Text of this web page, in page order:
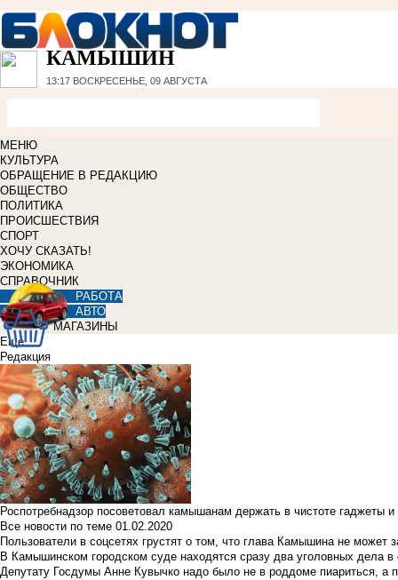
КАМЫШИН
13:17 ВОСКРЕСЕНЬЕ, 09 АВГУСТА
МЕНЮ
КУЛЬТУРА
ОБРАЩЕНИЕ В РЕДАКЦИЮ
ОБЩЕСТВО
ПОЛИТИКА
ПРОИСШЕСТВИЯ
СПОРТ
ХОЧУ СКАЗАТЬ!
ЭКОНОМИКА
СПРАВОЧНИК
РАБОТА
АВТО
МАГАЗИНЫ
Еще
Редакция
Роспотребнадзор посоветовал камышанам держать в чистоте гаджеты
Все новости по теме 01.02.2020
Пользователи в соцсетях грустят о том, что глава Камышина не может
В Камышинском городском суде находятся сразу два уголовных дела
Депутату Госдумы Анне Кувычко надо было не в роддоме пиариться, а